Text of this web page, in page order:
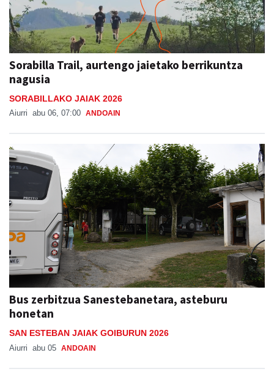
Sorabilla Trail, aurtengo jaietako berrikuntza
nagusia
SORABILLAKO JAIAK 2026
Aiurri abu 06, 07:00 ANDOAIN
Bus zerbitzua Sanestebanetara, asteburu
honetan
SAN ESTEBAN JAIAK GOIBURUN 2026
Aiurri abu 05 ANDOAIN